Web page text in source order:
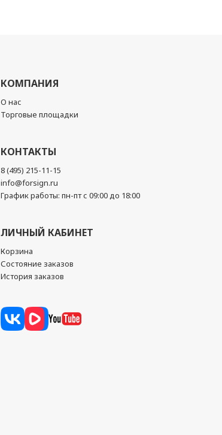
КОМПАНИЯ
О нас
Торговые площадки
КОНТАКТЫ
8 (495) 215-11-15
info@forsign.ru
График работы: пн-пт с 09:00 до 18:00
ЛИЧНЫЙ КАБИНЕТ
Корзина
Состояние заказов
История заказов